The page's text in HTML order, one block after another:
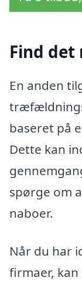
Find
En anden
baseret på
Dette kan
spørge om
naboer.
Når du har
firmaer,